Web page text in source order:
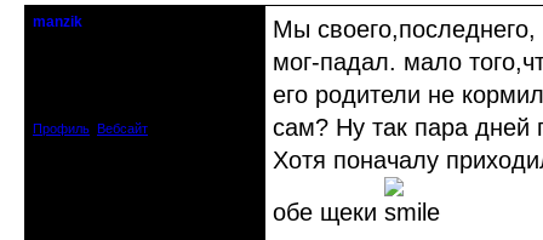
manzik
Профиль Вебсайт
Мы
мог-падал. мало
его родители не
сам? Ну так пара дней
Хотя поначалу
обе щеки